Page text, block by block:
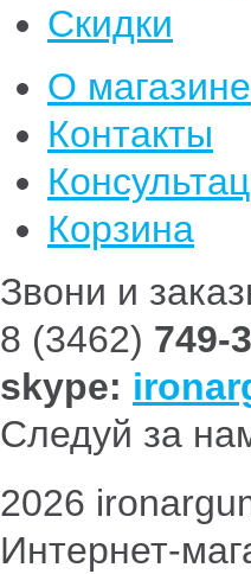
Скидки
О магазине
Контакты
Корзина
Звони и
8 (3462) 749-
skype:
Следуй за
2026
Интернет-